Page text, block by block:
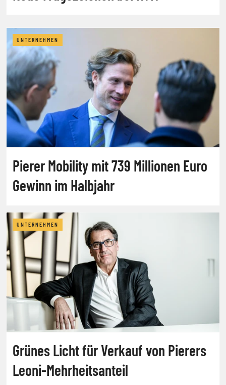
UNTERNEHMEN
Pierer Mobility mit 739 Millionen Euro
Gewinn im Halbjahr
UNTERNEHMEN
Grünes Licht für Verkauf von Pierers
Leoni-Mehrheitsanteil